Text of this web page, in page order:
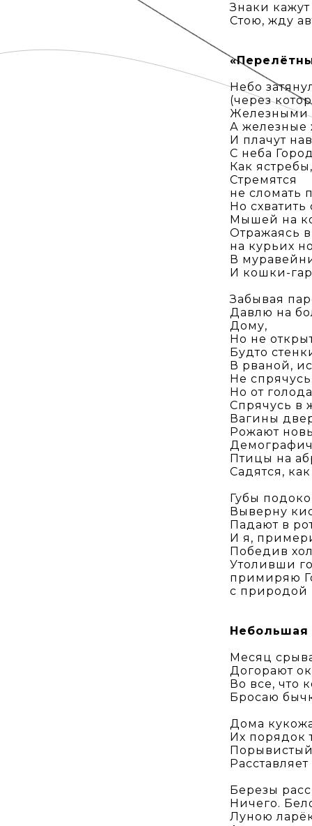
Знаки
Стою, жду
Небо
(через
Железными
А железные
И плачут
С неба
Как
Стремятся
не сломать
Но
Мышей на
Отражаясь
на курьих
В
И кошки-
Забывая
Давлю на
Дому,
Но не
Будто
В рваной,
Не спрячусь
Но от
Спрячусь в
Вагины
Рожают
Птицы на
Садятся,
Губы
Выверну
Падают в
И я,
Победив
Утоливши
примиряю
с природой
Небольшая
Месяц
Догорают
Во все, что
Бросаю
Дома
Их порядок
Березы
Ничего.
Луною